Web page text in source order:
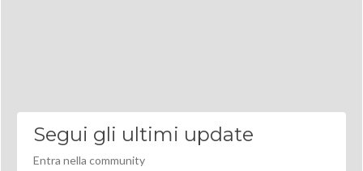
Segui gli ultimi update
Entra nella community